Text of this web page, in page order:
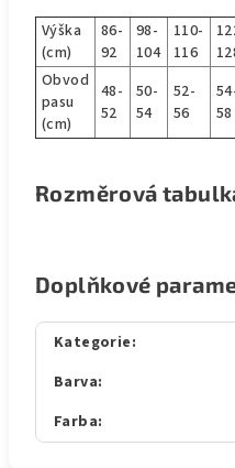
Výška
(cm)
86-
92
98-
104
110-
116
Obvod
pasu
(cm)
48-
52
50-
54
52-
56
58
Rozměrová
Doplňkové
Kategorie:
Barva:
Farba: